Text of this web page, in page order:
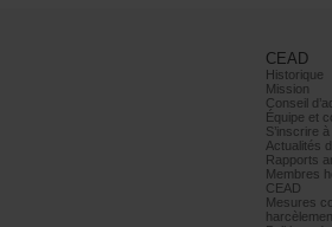
CEAD
Historique
Mission
CEAD